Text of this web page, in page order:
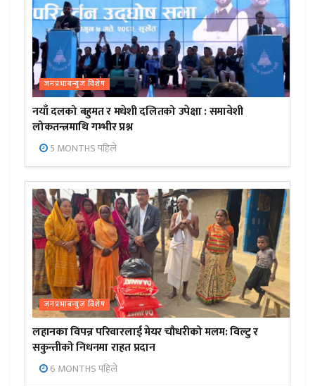
जनप्रभाबन्युज विशेष
नयाँ दलको बहुमत र मधेशी दलितको उपेक्षा : समावेशी
लोकतन्त्रमाथि गम्भीर प्रश्न
5 MONTHS पहिले
जनप्रभाबन्युज विशेष
लहानका विपन्न परिवारलाई मेयर चौधरीको मलम: विल्टु र
सकुन्तीको निधनमा राहत प्रदान
6 MONTHS पहिले